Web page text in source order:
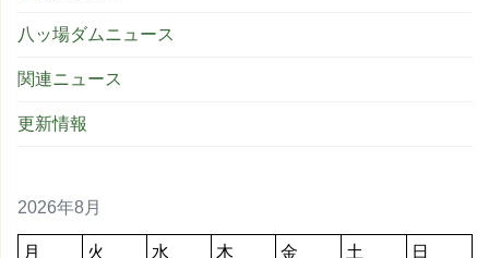
八ッ場ダムニュース
関連ニュース
更新情報
2026年8月
月 火 水 木 金 土
日